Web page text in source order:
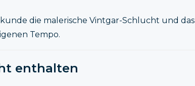
die malerische Vintgar-Schlucht und das
Tempo.
enthalten